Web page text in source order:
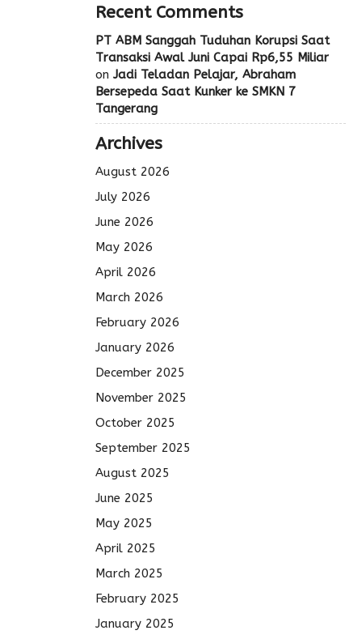
Recent Comments
PT ABM Sanggah Tuduhan Korupsi Saat
Transaksi Awal Juni Capai Rp6,55 Miliar
on Jadi Teladan Pelajar, Abraham
Bersepeda Saat Kunker ke SMKN 7
Tangerang
Archives
August 2026
July 2026
June 2026
May 2026
April 2026
March 2026
February 2026
January 2026
December 2025
November 2025
October 2025
September 2025
August 2025
June 2025
May 2025
April 2025
March 2025
February 2025
January 2025